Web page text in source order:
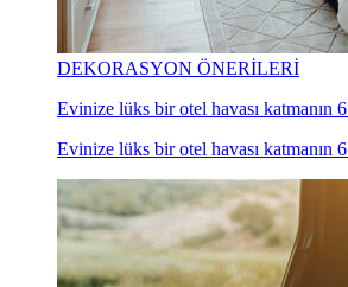
DEKORASYON ÖNERİLERİ
Evinize lüks bir otel havası katmanın
Evinize lüks bir otel havası katmanın